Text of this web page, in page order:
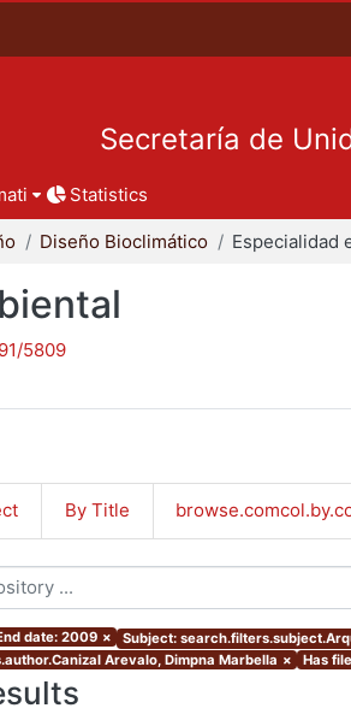
Secretaría de
Statistics
Diseño Bioclimático
5809
By Title
date: 2009 × Subject:
Arevalo, Dimpna Marbella × Has